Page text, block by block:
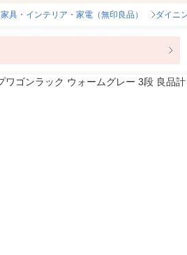
家具・インテリア・家電（無印良品） ダイニ